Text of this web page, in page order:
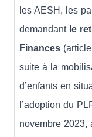
les AESH, les
demandant le
Finances
suite à la
d’enfants en
l’adoption du
novembre 2023,